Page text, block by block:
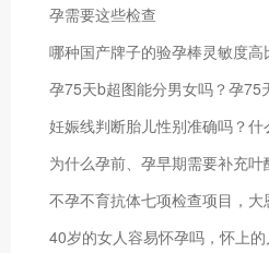
孕需要这些检查
哪种国产牌子的验孕棒灵敏度高
孕75天b超图能分男女吗？孕75
妊娠线判断胎儿性别准确吗？什
为什么孕前、孕早期需要补充叶
不孕不育抗体七项检查项目，大
40岁的女人容易怀孕吗，怀上